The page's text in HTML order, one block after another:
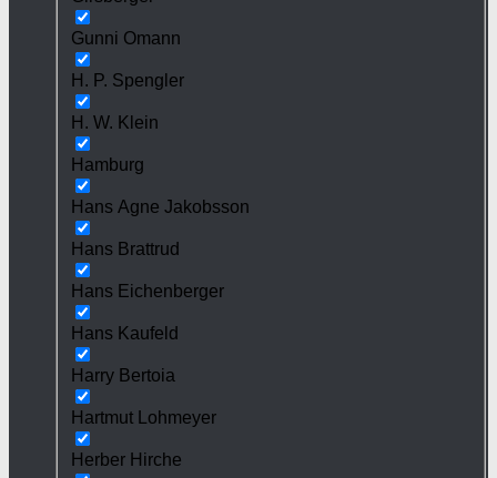
Gunni Omann
H. P. Spengler
H. W. Klein
Hamburg
Hans Agne Jakobsson
Hans Brattrud
Hans Eichenberger
Hans Kaufeld
Harry Bertoia
Hartmut Lohmeyer
Herber Hirche